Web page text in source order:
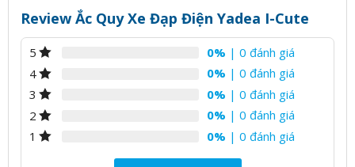
Review Ắc Quy Xe Đạp Điện Yadea I-Cute
5 0% | 0 đánh giá
4
0% | 0 đánh giá
3
0% | 0 đánh giá
2
0% | 0 đánh giá
1
0% | 0 đánh giá